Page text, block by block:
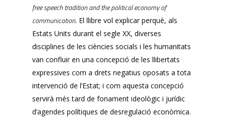
free speech tradition and the political economy of
communication. El llibre vol explicar perquè, als
Estats Units durant el segle XX, diverses
disciplines de les ciències socials i les humanitats
van confluir en una concepció de les llibertats
expressives com a drets negatius oposats a tota
intervenció de l’Estat; i com aquesta concepció
servirà més tard de fonament ideològic i jurídic
d’agendes polítiques de desregulació econòmica.